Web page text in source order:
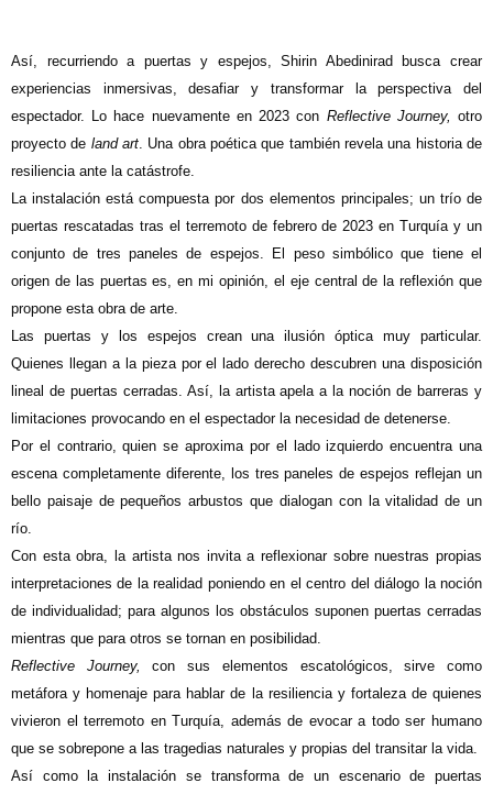
Así, recurriendo a puertas y espejos, Shirin Abedinirad busca crear
experiencias inmersivas, desafiar y transformar la perspectiva del
espectador. Lo hace nuevamente en 2023 con Reflective Journey, otro
proyecto de land art. Una obra poética que también revela una historia de
resiliencia ante la catástrofe.
La instalación está compuesta por dos elementos principales; un trío de
puertas rescatadas tras el terremoto de febrero de 2023 en Turquía y un
conjunto de tres paneles de espejos. El peso simbólico que tiene el
origen de las puertas es, en mi opinión, el eje central de la reflexión que
propone esta obra de arte.
Las puertas y los espejos crean una ilusión óptica muy particular.
Quienes llegan a la pieza por el lado derecho descubren una disposición
lineal de puertas cerradas. Así, la artista apela a la noción de barreras y
limitaciones provocando en el espectador la necesidad de detenerse.
Por el contrario, quien se aproxima por el lado izquierdo encuentra una
escena completamente diferente, los tres paneles de espejos reflejan un
bello paisaje de pequeños arbustos que dialogan con la vitalidad de un
río.
Con esta obra, la artista nos invita a reflexionar sobre nuestras propias
interpretaciones de la realidad poniendo en el centro del diálogo la noción
de individualidad; para algunos los obstáculos suponen puertas cerradas
mientras que para otros se tornan en posibilidad.
Reflective Journey,con sus elementos escatológicos, sirve como
metáfora y homenaje para hablar de la resiliencia y fortaleza de quienes
vivieron el terremoto en Turquía, además de evocar a todo ser humano
que se sobrepone a las tragedias naturales y propias del transitar la vida.
Así como la instalación se transforma de un escenario de puertas